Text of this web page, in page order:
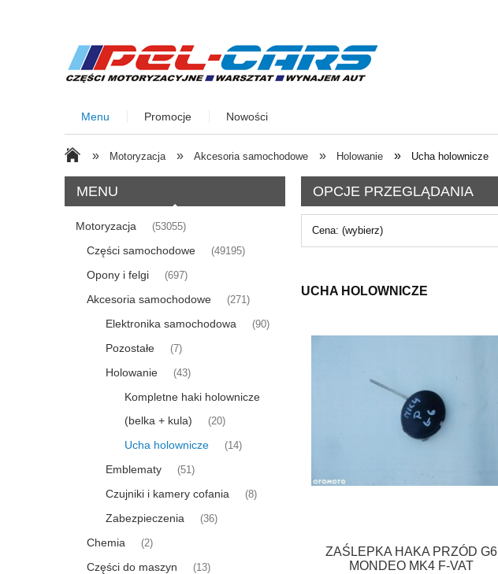
Menu Promocje Nowości
» Motoryzacja » Akcesoria samochodowe » Holowanie » Ucha holownicze
MENU
Motoryzacja (53055)
Części samochodowe (49195)
Opony i felgi (697)
Akcesoria samochodowe (271)
Elektronika samochodowa (90)
Pozostałe (7)
Holowanie (43)
Kompletne haki holownicze
(belka + kula)
(20)
Ucha holownicze (14)
Emblematy (51)
Czujniki i kamery cofania (8)
Zabezpieczenia (36)
Chemia (2)
Części do maszyn (13)
OPCJE PRZEGLĄDANIA
Cena: (wybierz)
UCHA HOLOWNICZE
ZAŚLEPKA HAKA PRZÓD G6
MONDEO MK4 F-VAT